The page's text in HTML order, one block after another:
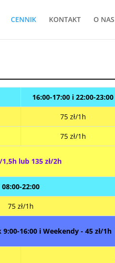
CENNIK KONTAKT O NAS
16:00-17:00 i 22:00-23:00
75 zł/1h
75 zł/1h
1,5h lub 135 zł/2h
08:00-22:00
75 zł/1h
16:00 i Weekendy - 45 zł/1h